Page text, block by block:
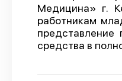
Медицина» г.
работникам
средства в